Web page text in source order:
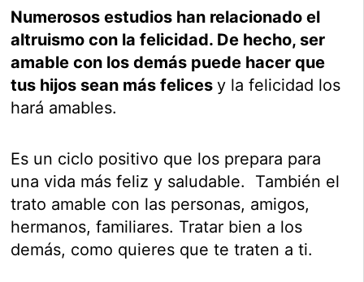
Numerosos estudios han relacionado el
altruismo con la felicidad. De hecho, ser
amable con los demás puede hacer que
tus hijos sean más felicesy la felicidad los
hará amables.
Es un ciclo positivo que los prepara para
una vida más feliz y saludable. También el
trato amable con las personas, amigos,
hermanos, familiares. Tratar bien a los
demás, como quieres que te traten a ti.